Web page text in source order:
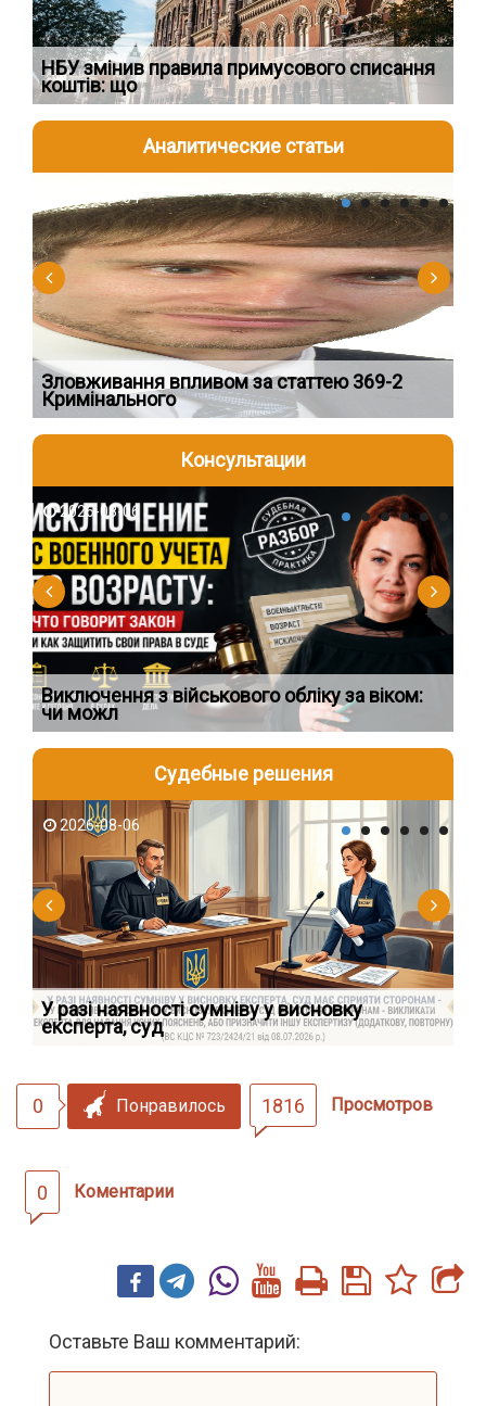
НБУ змінив правила примусового списання
коштів: що
Аналитические статьи
2026-08-04
Зловживання впливом за статтею 369-2
Кримінального
Консультации
2026-08-06
Виключення з військового обліку за віком:
чи можл
Судебные решения
2026-08-06
У разі наявності сумніву у висновку
експерта, суд
0 Понравилось 1816 Просмотров
0 Коментарии
Оставьте Ваш комментарий: